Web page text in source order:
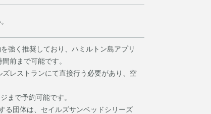
強く推奨しており、ハミルトン島アプリ
前まで可能です。
レストランにて直接行う必要があり、空
まで予約可能です。
る団体は、セイルズサンベッドシリーズ